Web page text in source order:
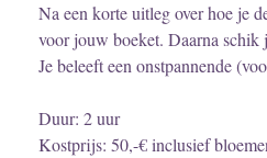
Na een korte uitleg over hoe je
voor jouw boeket. Daarna schik
Je beleeft een onstpannende
Duur: 2 uur
Kostprijs: 50,-€ inclusief